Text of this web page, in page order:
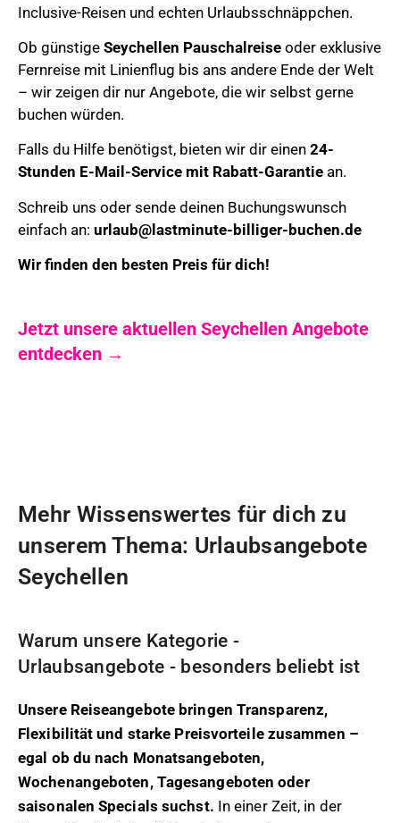
Inclusive-Reisen und echten Urlaubsschnäppchen.
Ob günstige Seychellen Pauschalreise oder exklusive
Fernreise mit Linienflug bis ans andere Ende der Welt
– wir zeigen dir nur Angebote, die wir selbst gerne
buchen würden.
Falls du Hilfe benötigst, bieten wir dir einen 24-
Stunden E-Mail-Service mit Rabatt-Garantie an.
Schreib uns oder sende deinen Buchungswunsch
einfach an: urlaub@lastminute-billiger-buchen.de
Wir finden den besten Preis für dich!
Jetzt unsere aktuellen Seychellen Angebote
entdecken →
Mehr Wissenswertes für dich zu
unserem Thema: Urlaubsangebote
Seychellen
Warum unsere Kategorie -
Urlaubsangebote - besonders beliebt ist
Unsere Reiseangebote bringen Transparenz,
Flexibilität und starke Preisvorteile zusammen –
egal ob du nach Monatsangeboten,
Wochenangeboten, Tagesangeboten oder
saisonalen Specials suchst. In einer Zeit, in der